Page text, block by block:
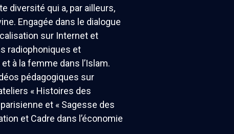
diversité qui a, par ailleurs,
Engagée dans le dialogue
sur Internet et
radiophoniques et
à la femme dans l’Islam.
pédagogiques sur
« Histoires des
et « Sagesse des
et Cadre dans l’économie